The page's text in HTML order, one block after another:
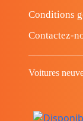
Conditions
Contactez-
Voitures